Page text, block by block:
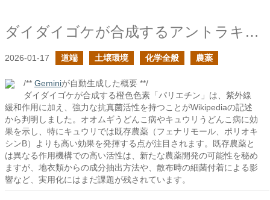
ダイダイゴケが合成するアントラキノン系色素の続き
2026-01-17 道端 土壌環境 化学全般 農薬
/** Geminiが自動生成した概要 **/
ダイダイゴケが合成する橙色色素「パリエチン」は、紫外線
緩和作用に加え、強力な抗真菌活性を持つことがWikipediaの記述
から判明しました。オオムギうどんこ病やキュウリうどんこ病に効
果を示し、特にキュウリでは既存農薬（フェナリモール、ポリオキ
シンB）よりも高い効果を発揮する点が注目されます。既存農薬と
は異なる作用機構での高い活性は、新たな農薬開発の可能性を秘め
ますが、地衣類からの成分抽出方法や、散布時の細菌付着による影
響など、実用化にはまだ課題が残されています。